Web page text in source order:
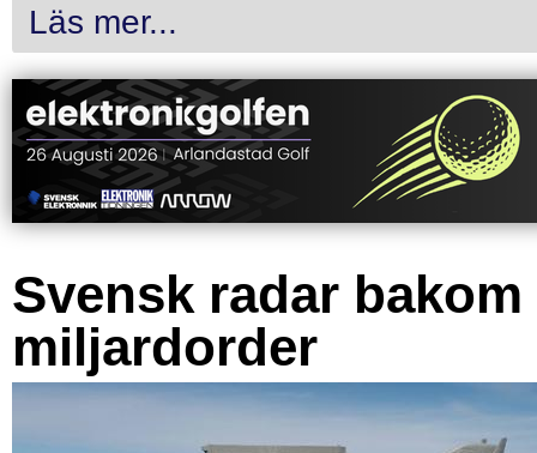
Läs mer...
Svensk radar bakom
miljardorder